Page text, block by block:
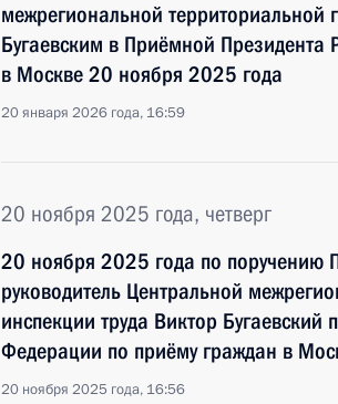
межрегиональной территориальной
Бугаевским в Приёмной
в Москве 20 ноября 2025 года
20 января 2026 года, 16:59
20 ноября 2025 года, четверг
20 ноября 2025 года по поручению
руководитель Центральной
инспекции труда Виктор
Федерации по приёму граждан в
20 ноября 2025 года, 16:56